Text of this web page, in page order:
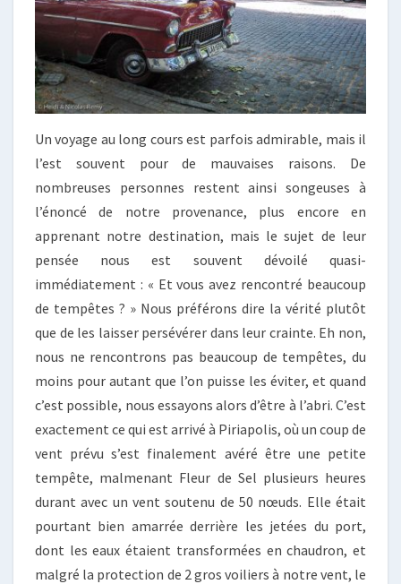
Un voyage au long cours est parfois admirable, mais il
l’est souvent pour de mauvaises raisons. De
nombreuses personnes restent ainsi songeuses à
l’énoncé de notre provenance, plus encore en
apprenant notre destination, mais le sujet de leur
pensée nous est souvent dévoilé quasi-
immédiatement : « Et vous avez rencontré beaucoup
de tempêtes ? » Nous préférons dire la vérité plutôt
que de les laisser persévérer dans leur crainte. Eh non,
nous ne rencontrons pas beaucoup de tempêtes, du
moins pour autant que l’on puisse les éviter, et quand
c’est possible, nous essayons alors d’être à l’abri. C’est
exactement ce qui est arrivé à Piriapolis, où un coup de
vent prévu s’est finalement avéré être une petite
tempête, malmenant Fleur de Sel plusieurs heures
durant avec un vent soutenu de 50 nœuds. Elle était
pourtant bien amarrée derrière les jetées du port,
dont les eaux étaient transformées en chaudron, et
malgré la protection de 2 gros voiliers à notre vent, le